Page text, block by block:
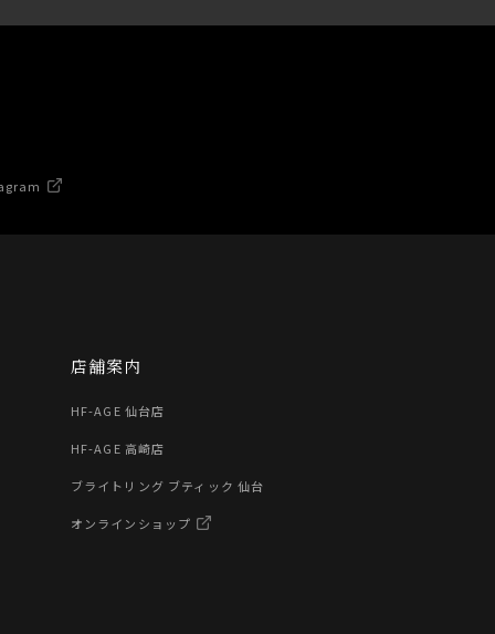
店舗案内
HF-AGE 仙台店
HF-AGE 高崎店
ブライトリング ブティック 仙台
オンラインショップ